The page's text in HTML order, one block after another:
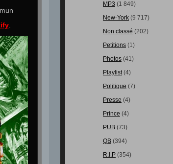
.
MP3 (1 849)
New-York (9 717)
Non classé (202)
Petitions (1)
Photos (41)
Playlist(4)
Politique (7)
Presse (4)
Prince (4)
PUB (73)
QB (394)
R.I.P (354)